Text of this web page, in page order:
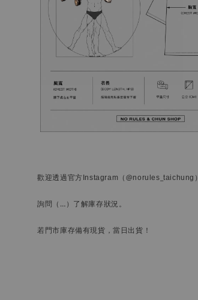
歡迎透過官方Instagram （@norules_taichung）
詢問 （…） 了解庫存狀況。
若門市庫存備有現貨，當日出貨！